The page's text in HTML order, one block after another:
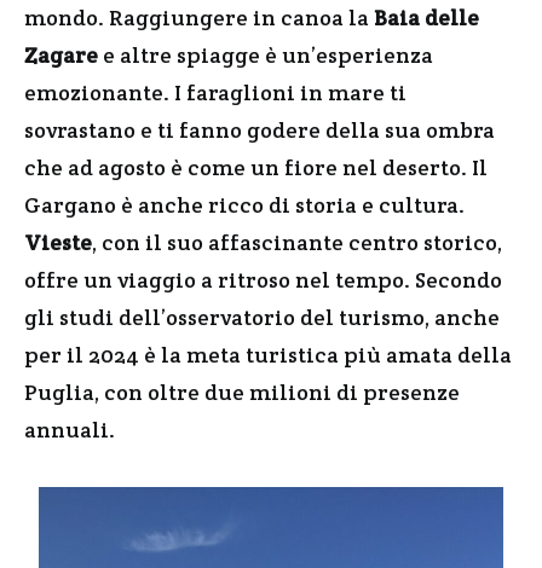
mondo. Raggiungere in canoa la Baia delle
Zagare e altre spiagge è un’esperienza
emozionante. I faraglioni in mare ti
sovrastano e ti fanno godere della sua ombra
che ad agosto è come un fiore nel deserto. Il
Gargano è anche ricco di storia e cultura.
Vieste, con il suo affascinante centro storico,
offre un viaggio a ritroso nel tempo. Secondo
gli studi dell’osservatorio del turismo, anche
per il 2024 è la meta turistica più amata della
Puglia, con oltre due milioni di presenze
annuali.